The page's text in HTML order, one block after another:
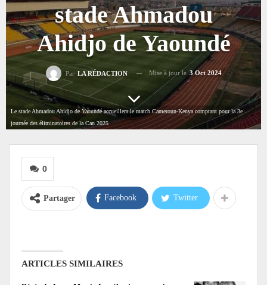
stade Ahmadou
Ahidjo de Yaoundé
Par LA RÉDACTION Mise à jour le 3 Oct 2024
Le stade Ahmadou Ahidjo de Yaoundé accueillera le match Cameroun-Kenya comptant pour la 3e
journée des éliminatoires de la Can 2025
0
Partager Facebook Twitter
ARTICLES SIMILAIRES